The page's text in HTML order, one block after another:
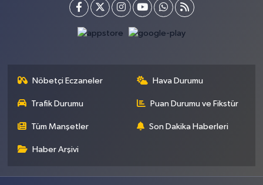
Nöbetçi Eczaneler Hava Durumu
Trafik Durumu Puan Durumu ve Fikstür
Tüm Manşetler Son Dakika Haberleri
Haber Arşivi